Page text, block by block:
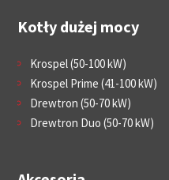
Kotły dużej mocy
Krospel (50-100 kW)
Krospel Prime (41-100 kW)
Drewtron (50-70 kW)
Drewtron Duo (50-70 kW)